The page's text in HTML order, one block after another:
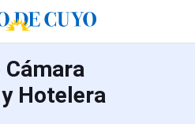
Hotelera